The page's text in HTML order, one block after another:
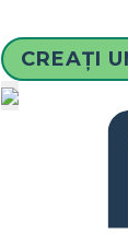
CREAȚI